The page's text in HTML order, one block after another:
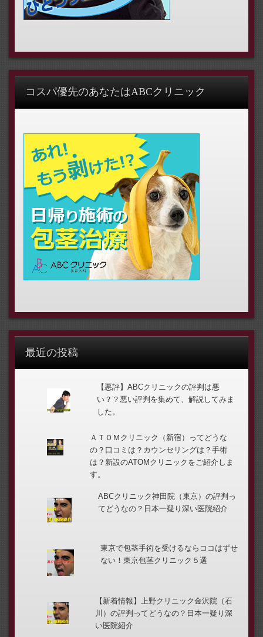
コスパ優先のあなたはABCクリニック
最近の投稿
【悪評】ABCクリニックの評判は悪
い？？悪い評判を集めて、解説してみま
した。
ＡＴＯＭクリニック（新宿）ってどうな
の？口コミは？カウンセリングは？手術
は？新設のATOMクリニックをご紹介しま
す。
ABCクリニック神田院（東京）の評判っ
てどうなの？日本一疑り深い医院紹介
東京で包茎手術を受けるならココはずせ
ない！東京包茎クリニック５選
【新着情報】上野クリニック金沢院（石
川）の評判ってどうなの？日本一疑り深
い医院紹介